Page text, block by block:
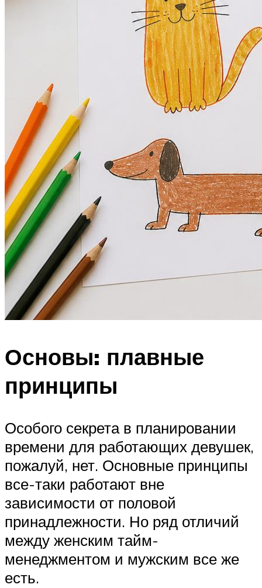
Основы: плавные
принципы
Особого секрета в планировании
времени для работающих девушек,
пожалуй, нет. Основные принципы
все-таки работают вне
зависимости от половой
принадлежности. Но ряд отличий
между женским тайм-
менеджментом и мужским все же
есть.